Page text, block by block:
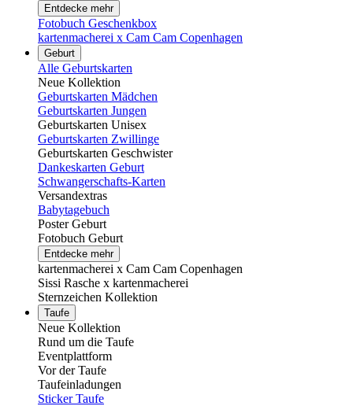
Entdecke mehr
Fotobuch Geschenkbox
kartenmacherei x Cam Cam Copenhagen
Geburt
Alle Geburtskarten
Neue Kollektion
Geburtskarten Mädchen
Geburtskarten Jungen
Geburtskarten Unisex
Geburtskarten Zwillinge
Geburtskarten Geschwister
Dankeskarten Geburt
Schwangerschafts-Karten
Versandextras
Babytagebuch
Poster Geburt
Fotobuch Geburt
Entdecke mehr
kartenmacherei x Cam Cam Copenhagen
Sissi Rasche x kartenmacherei
Sternzeichen Kollektion
Taufe
Neue Kollektion
Rund um die Taufe
Eventplattform
Vor der Taufe
Taufeinladungen
Sticker Taufe